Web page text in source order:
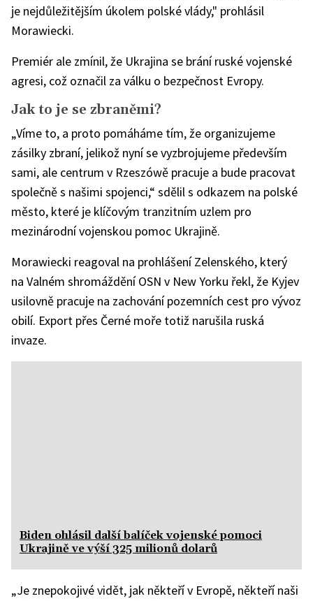
je nejdůležitějším úkolem polské vlády," prohlásil
Morawiecki.
Premiér ale zmínil, že Ukrajina se brání ruské vojenské
agresi, což označil za válku o bezpečnost Evropy.
Jak to je se zbraněmi?
„Víme to, a proto pomáháme tím, že organizujeme
zásilky zbraní, jelikož nyní se vyzbrojujeme především
sami, ale centrum v Rzeszówě pracuje a bude pracovat
společně s našimi spojenci,“ sdělil s odkazem na polské
město, které je klíčovým tranzitním uzlem pro
mezinárodní vojenskou pomoc Ukrajině.
Morawiecki reagoval na prohlášení Zelenského, který
na Valném shromáždění OSN v New Yorku řekl, že Kyjev
usilovně pracuje na zachování pozemních cest pro vývoz
obilí. Export přes Černé moře totiž narušila ruská
invaze.
Biden ohlásil další balíček vojenské pomoci
Ukrajině ve výší 325 milionů dolarů
„Je znepokojivé vidět, jak někteří v Evropě, někteří naši